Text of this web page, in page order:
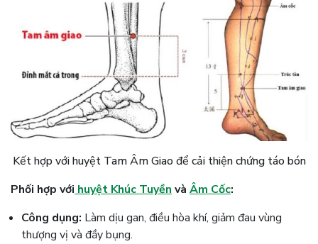
Kết hợp với huyệt Tam Âm Giao để cải thiện chứng táo bón
Phối hợp với huyệt Khúc Tuyền và Âm Cốc:
Công dụng: Làm dịu gan, điều hòa khí, giảm đau vùng
thượng vị và đầy bụng.